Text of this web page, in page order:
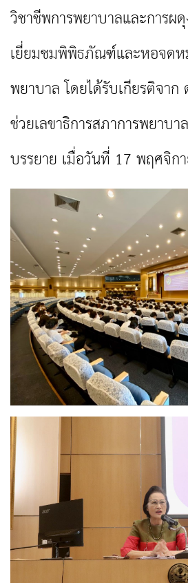
วิชาชีพการพยาบาลและการผ
เยี่ยมชมพิพิธภัณฑ์และหอจดห
พยาบาล โดยได้รับเกียรติจา
ช่วยเลขาธิการสภาการพยาบ
บรรยาย เมื่อวันที่ 17 พฤศจิก